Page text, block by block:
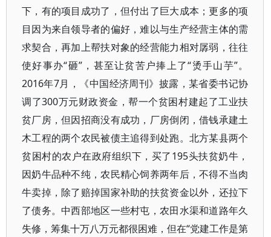
下，有的项目成功了，但付出了巨大成本；更多的项
目因为来自领导者的偏好，难以与生产经营主体的需
求契合，再加上帮扶对象的经营能力相对孱弱，往往
使好事办“砸”，甚至让贫苦户捧上了“烫手山芋”。
2016年7月，《中国经济周刊》披露，某省委书记协
调了300万元财政资金，帮一个贫困村建起了工业扶
贫厂房，但因招商没有成功，厂房倒闭，借钱承建土
木工程的两个农民被债主追得到处跑。北方某县两个
贫困村的农户在政府组织下，买了195头扶贫奶牛，
因奶牛品种不纯，农民精心饲养两年后，不得不当肉
牛卖掉，除了赔掉国家补助的扶贫资金以外，还拉下
了债务。中西部地区一些村屯，农田水渠和道路年久
失修，筹集十万八万元都很困难，但在“党建工作是第